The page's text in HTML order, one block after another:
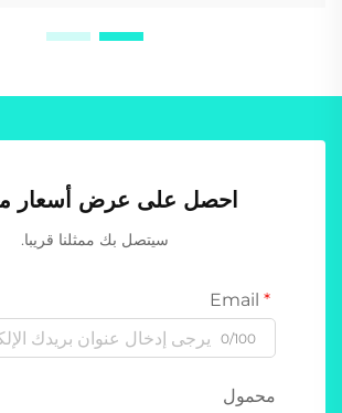
احصل على عرض أسعار
سيتصل بك ممثلنا قريبا.
0/100
محمول